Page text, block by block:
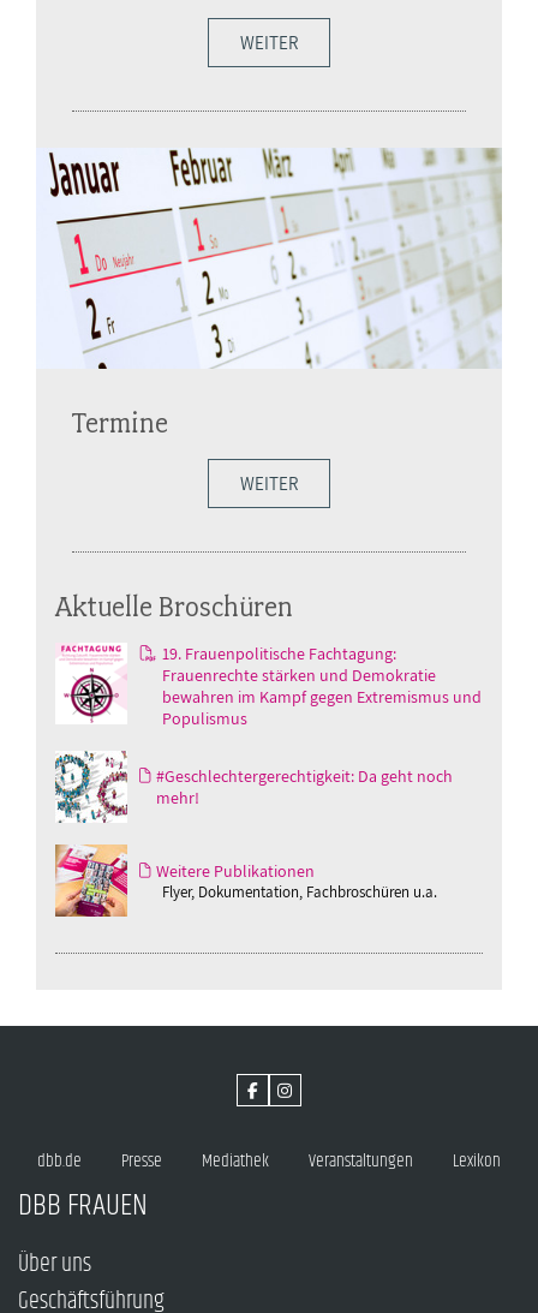
WEITER
Termine
WEITER
Aktuelle Broschüren
19. Frauenpolitische Fachtagung:
Frauenrechte stärken und Demokratie
bewahren im Kampf gegen Extremismus und
Populismus
#Geschlechtergerechtigkeit: Da geht noch
mehr!
Weitere Publikationen
Flyer, Dokumentation, Fachbroschüren u.a.
dbb.de Presse Mediathek Veranstaltungen Lexikon
DBB FRAUEN
Über uns
Geschäftsführung